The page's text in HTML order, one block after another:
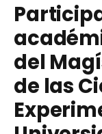
del
de las